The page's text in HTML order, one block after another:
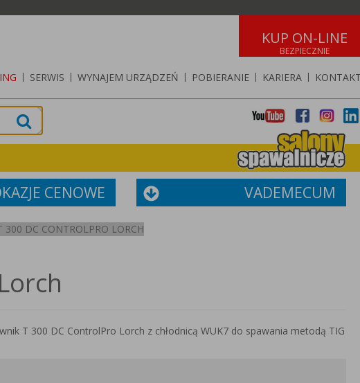
KUP ON-LINE
| SERWIS | WYNAJEM URZĄDZEŃ | POBIERANIE | KARIERA |
CENOWE VADEMECUM
300 DC CONTROLPRO LORCH
T 300 DC ControlPro Lorch z chłodnicą WUK7 do spawania metodą TIG